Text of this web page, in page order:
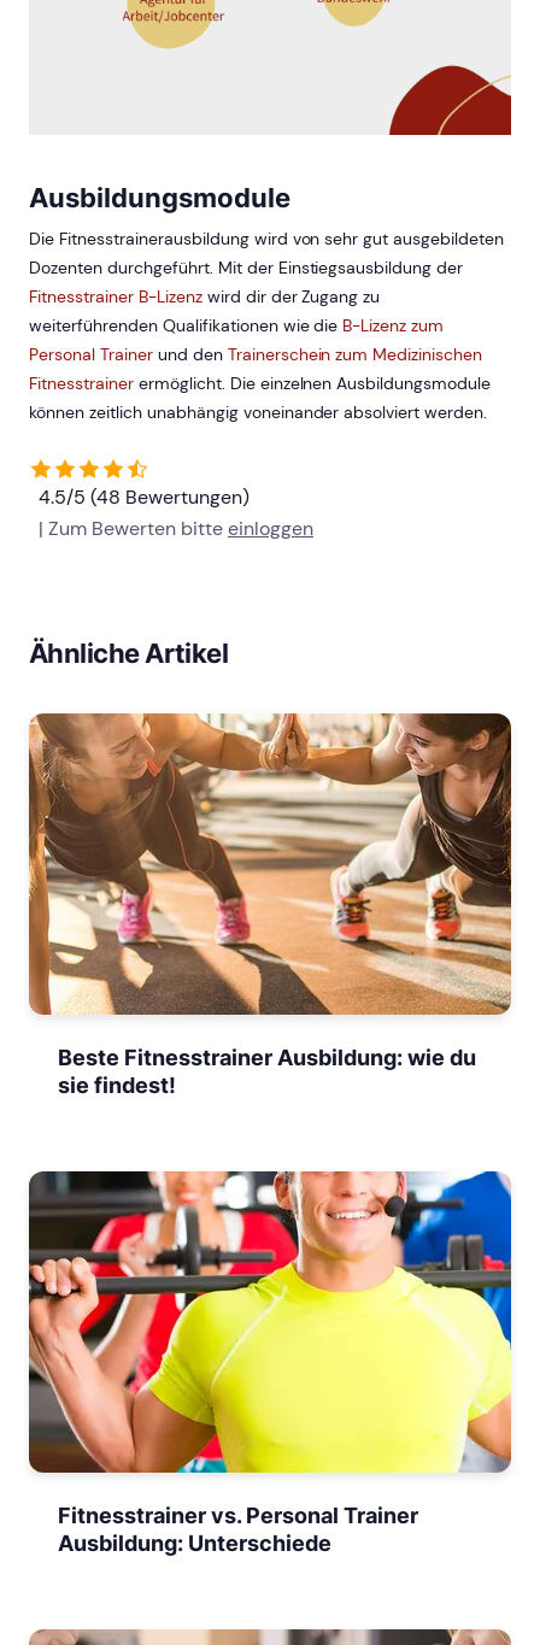
Ausbildungsmodule
Die Fitnesstrainerausbildung wird von sehr gut ausgebildeten
Dozenten durchgeführt. Mit der Einstiegsausbildung der
Fitnesstrainer B-Lizenzwird dir der Zugang zu
weiterführenden Qualifikationen wie die B-Lizenz zum
Personal Trainerund den Trainerschein zum Medizinischen
Fitnesstrainerermöglicht. Die einzelnen Ausbildungsmodule
können zeitlich unabhängig voneinander absolviert werden.
4.5/5 (48 Bewertungen)
| Zum Bewerten bitteeinloggen
Ähnliche Artikel
Beste Fitnesstrainer Ausbildung: wie du
sie findest!
Fitnesstrainer vs. Personal Trainer
Ausbildung: Unterschiede